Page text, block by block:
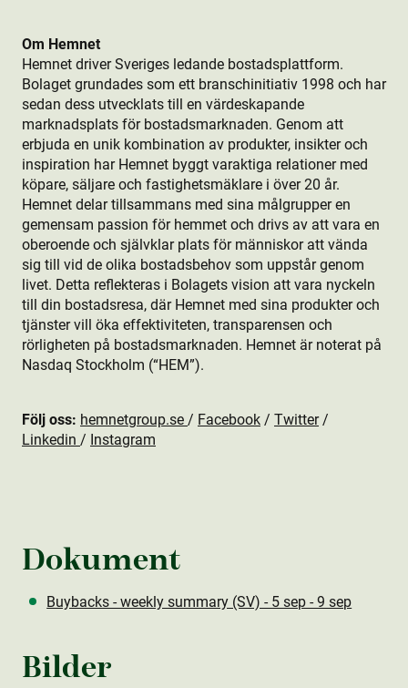
Om Hemnet
Hemnet driver Sveriges ledande bostads­plattform.
Bolaget grundades som ett branschinitiativ 1998 och har
sedan dess utvecklats till en värdeskapande
marknadsplats för bostads­marknaden. Genom att
erbjuda en unik kombination av produkt­er, insikter och
inspiration har Hemnet byggt varaktiga relationer med
köpare, säljare och fastighetsmäklare i över 20 år.
Hemnet delar tillsammans med sina målgrupper en
gemensam passion för hemmet och drivs av att vara en
oberoende och självklar plats för människor att vända
sig till vid de olika bostads­behov som uppstår genom
livet. Detta reflekteras i Bolagets vision att vara nyckeln
till din bostads­resa, där Hemnet med sina produkt­er och
tjänster vill öka effektiviteten, transparensen och
rörligheten på bostads­marknaden. Hemnet är noterat på
Nasdaq Stockholm (“HEM”).
Följ oss: hemnetgroup.se / Facebook / Twitter/
Linkedin / Instagram
Dokument
Buybacks - weekly summary (SV) - 5 sep - 9 sep
Bilder